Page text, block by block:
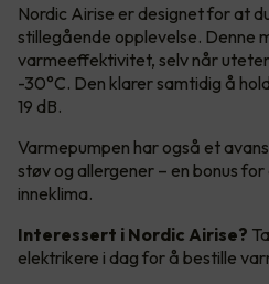
Nordic Airise er designet for at
stillegående opplevelse. Denne
varmeeffektivitet, selv når
-30°C. Den klarer samtidig å
19 dB.
Varmepumpen har også et
støv og allergener – en bonus
inneklima.
Interessert i Nordic Airise?
elektrikere i dag for å bestille